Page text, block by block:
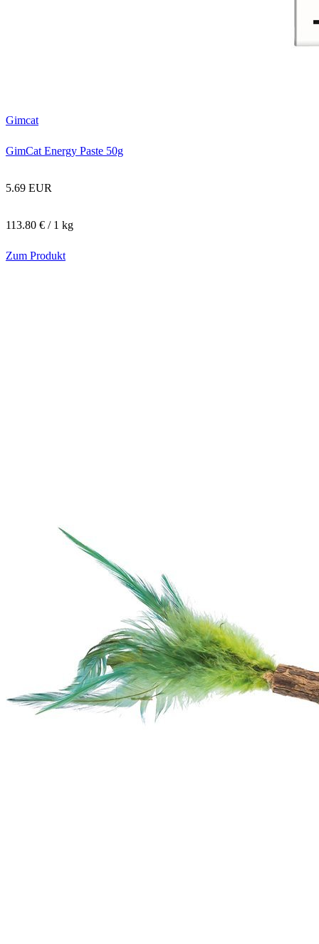
Gimcat
GimCat Energy Paste 50g
5.69 EUR
113.80 € / 1 kg
Zum Produkt